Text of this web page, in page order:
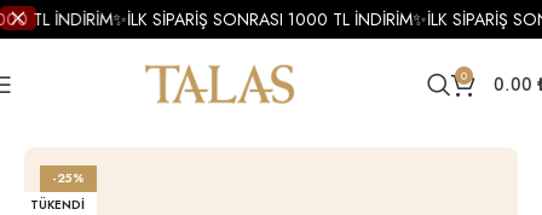
0 0.00
Altın Yüzükler Altın Tasarım Yüzük
-25%
TÜKENDI
TL İNDİRİM✨İLK SİPARİŞ SONRASI 1000 TL İNDİRİM✨İLK SİPARİŞ